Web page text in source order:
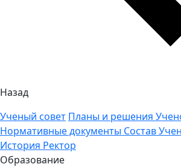
Назад
Ученый совет Планы и решения
Нормативные документы Состав
История Ректор
Образование